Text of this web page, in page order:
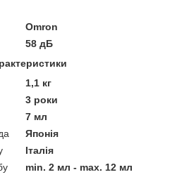
Omron
58 дБ
1,1 кг
3 роки
7 мл
Японія
Італія
min. 2 мл - max. 12 мл